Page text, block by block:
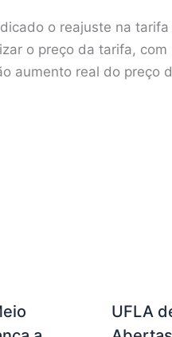
o reajuste na
o preço da tarifa, com
aumento real do preço
UFLA